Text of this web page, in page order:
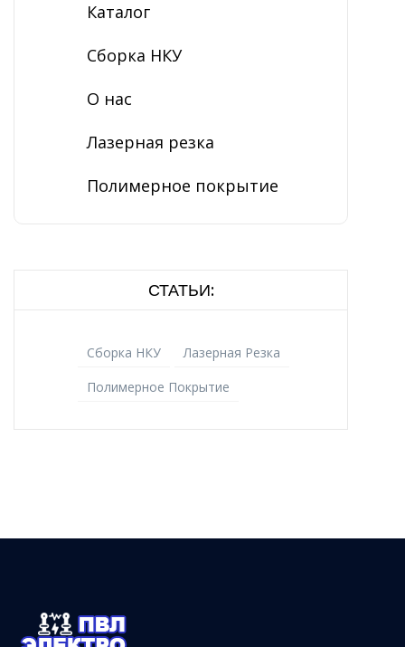
Каталог
Сборка НКУ
О нас
Лазерная резка
Полимерное покрытие
СТАТЬИ:
Сборка НКУ
Лазерная Резка
Полимерное Покрытие